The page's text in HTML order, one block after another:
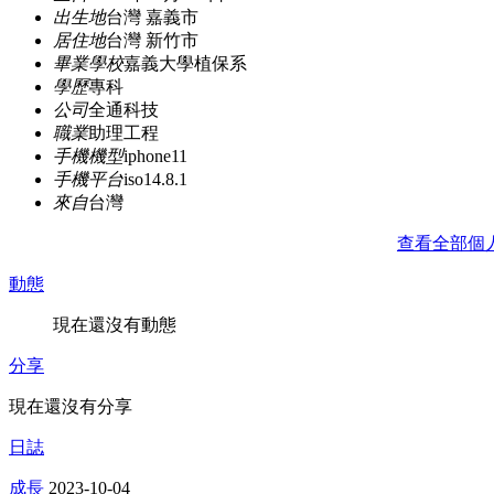
出生地台灣 嘉義市
居住地台灣 新竹市
畢業學校嘉義大學植保系
學歷專科
公司全通科技
職業助理工程
手機機型iphone11
手機平台iso14.8.1
來自台灣
查看全部個
動態
現在還沒有動態
分享
現在還沒有分享
日誌
成長 2023-10-04